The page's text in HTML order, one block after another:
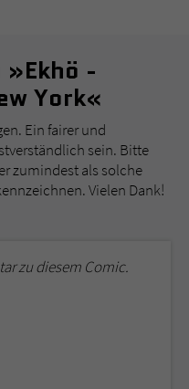
»Ekhö -
York«
Ein fairer und
sein. Bitte
zumindest als solche
Vielen Dank!
zu diesem Comic.